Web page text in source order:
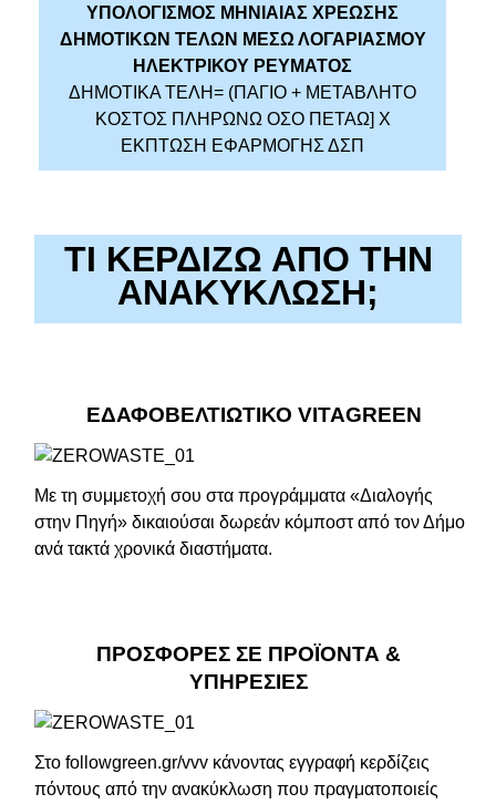
ΥΠΟΛΟΓΙΣΜΟΣ ΜΗΝΙΑΙΑΣ ΧΡΕΩΣΗΣ
ΔΗΜΟΤΙΚΩΝ ΤΕΛΩΝ ΜΕΣΩ ΛΟΓΑΡΙΑΣΜΟΥ
ΗΛΕΚΤΡΙΚΟΥ ΡΕΥΜΑΤΟΣ
ΔΗΜΟΤΙΚΑ ΤΕΛΗ= (ΠΑΓΙΟ + ΜΕΤΑΒΛΗΤΟ
ΚΟΣΤΟΣ ΠΛΗΡΩΝΩ ΟΣΟ ΠΕΤΑΩ] Χ
ΕΚΠΤΩΣΗ ΕΦΑΡΜΟΓΗΣ ΔΣΠ
ΤΙ ΚΕΡΔΙΖΩ ΑΠΟ ΤΗΝ
ΑΝΑΚΥΚΛΩΣΗ;
ΕΔΑΦΟΒΕΛΤΙΩΤΙΚΟ VITAGREEN
Με τη συμμετοχή σου στα προγράμματα «Διαλογής
στην Πηγή» δικαιούσαι δωρεάν κόμποστ από τον Δήμο
ανά τακτά χρονικά διαστήματα.
ΠΡΟΣΦΟΡΕΣ ΣΕ ΠΡΟΪΟΝΤΑ &
ΥΠΗΡΕΣΙΕΣ
Στο followgreen.gr/vvv κάνοντας εγγραφή κερδίζεις
πόντους από την ανακύκλωση που πραγματοποιείς